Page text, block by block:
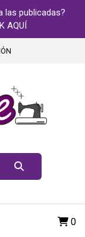
las publicadas?
AQUÍ
0